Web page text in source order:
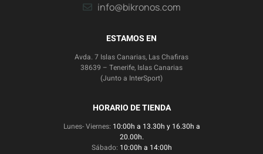
info@bikronos.com
ESTAMOS EN
Avda. 7 Islas Canarias, Las Chafiras
38639 – Tenerife, Islas Canarias
(Junto a InterSport)
HORARIO DE TIENDA
Lunes- Viernes: 10:00h a 13.30h y 16.30h a
20.00h.
Sábado: 10:00h a 14:00h